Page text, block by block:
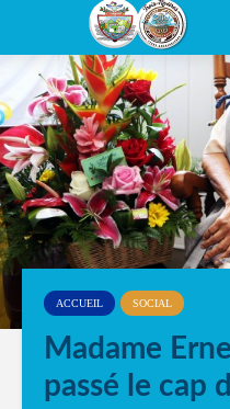
ACCUEIL SOCIAL
Madame
passé le cap